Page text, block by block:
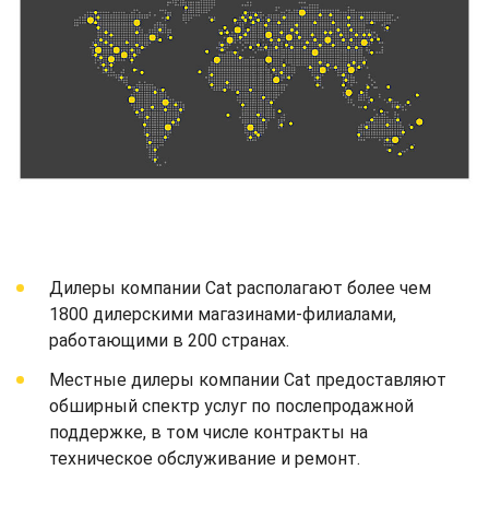
Дилеры компании Cat располагают более чем
1800 дилерскими магазинами-филиалами,
работающими в 200 странах.
Местные дилеры компании Cat предоставляют
обширный спектр услуг по послепродажной
поддержке, в том числе контракты на
техническое обслуживание и ремонт.